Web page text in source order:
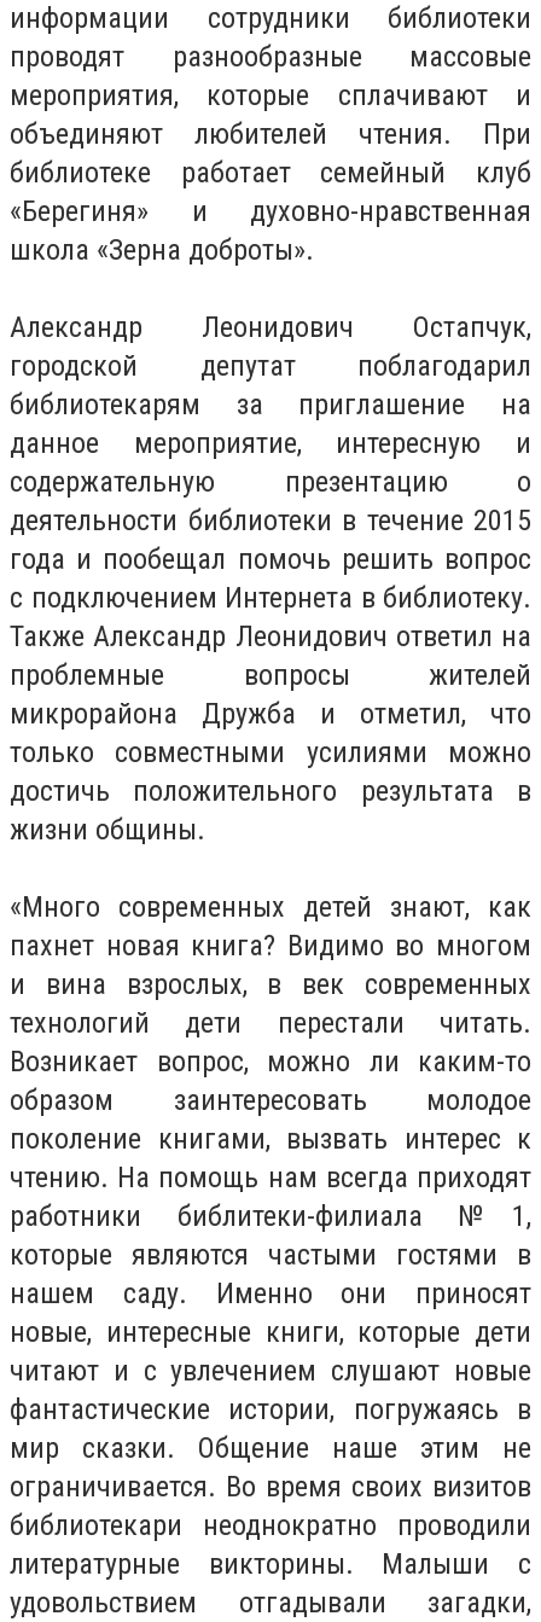
информации сотрудники библиотеки
проводят разнообразные массовые
мероприятия, которые сплачивают и
объединяют любителей чтения. При
библиотеке работает семейный клуб
«Берегиня» и духовно-нравственная
школа «Зерна доброты».
Александр Леонидович Остапчук,
городской депутат поблагодарил
библиотекарям за приглашение на
данное мероприятие, интересную и
содержательную презентацию о
деятельности библиотеки в течение 2015
года и пообещал помочь решить вопрос
с подключением Интернета в библиотеку.
Также Александр Леонидович ответил на
проблемные вопросы жителей
микрорайона Дружба и отметил, что
только совместными усилиями можно
достичь положительного результата в
жизни общины.
«Много современных детей знают, как
пахнет новая книга? Видимо во многом
и вина взрослых, в век современных
технологий дети перестали читать.
Возникает вопрос, можно ли каким-то
образом заинтересовать молодое
поколение книгами, вызвать интерес к
чтению. На помощь нам всегда приходят
работники библитеки-филиала №1,
которые являются частыми гостями в
нашем саду. Именно они приносят
новые, интересные книги, которые дети
читают и с увлечением слушают новые
фантастические истории, погружаясь в
мир сказки. Общение наше этим не
ограничивается. Во время своих визитов
библиотекари неоднократно проводили
литературные викторины. Малыши с
удовольствием отгадывали загадки,